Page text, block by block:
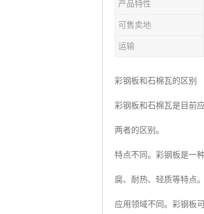
产品特性
可售卖地
运输
彩钢板和石棉瓦的区别
彩钢板和石棉瓦是目前
两者的区别。
特点不同。彩钢板是一
腐、耐热、轻质等特点。
应用领域不同。彩钢板